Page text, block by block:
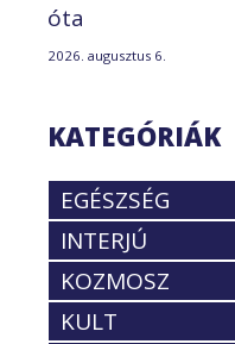
óta
2026. augusztus 6.
KATEGÓRIÁK
EGÉSZSÉG
INTERJÚ
KOZMOSZ
KULT